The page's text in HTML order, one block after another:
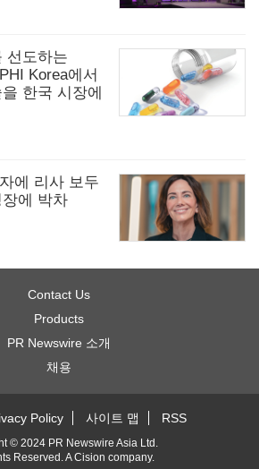
선도하는
Korea에서
한국 시장에
에 리사 보두
에 박차
Contact Us
Products
PR Newswire 소개
채용
Policy 사이트 맵 RSS
© 2024 PR Newswire Asia Ltd.
Reserved. ACision company.